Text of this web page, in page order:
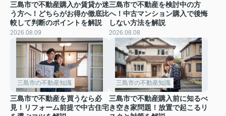
三島市で不動産購入か賃貸か迷
う方へ！どちらがお得か徹底比
較して判断のポイントを解説
2026.08.09
三島市で不動産を検討中の方
へ！中古マンション購入で後悔
しない方法を解説
2026.08.08
三島市の不動産知識
三島市で不動産を買うなら必
見！リフォーム前提で中古住宅
三島市の不動産知識
三島市で不動産購入前に知るべ
き空き家問題！放置で起こるリ